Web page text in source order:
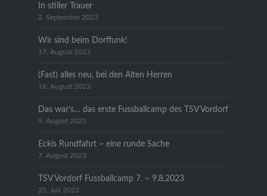
In stiller Trauer
2. September 2023
Wir sind beim Dorffunk!
17. August 2023
(Fast) alles neu, bei den Alten Herren
16. August 2023
Das war’s… das erste Fussballcamp des TSV Vordorf
9. August 2023
Eckis Rundfahrt – eine runde Sache
7. August 2023
TSV Vordorf Fussballcamp 7. – 9.8.2023
25. Juli 2023